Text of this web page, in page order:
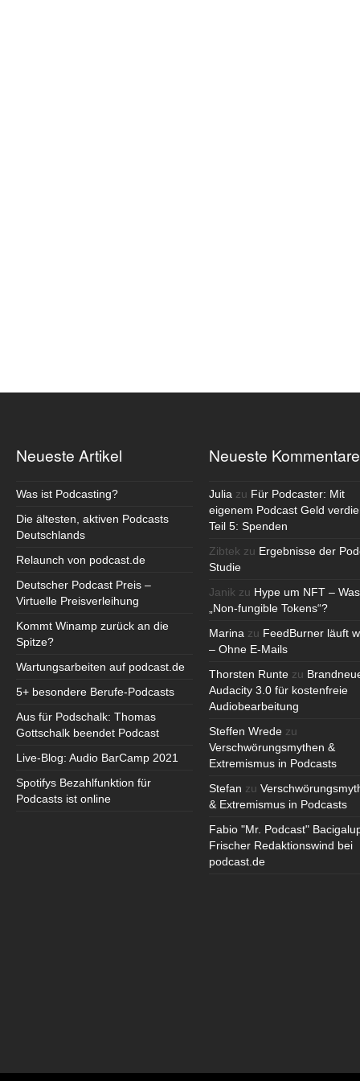
Neueste Artikel
Was ist Podcasting?
Die ältesten, aktiven Podcasts
Deutschlands
Relaunch von podcast.de
Deutscher Podcast Preis –
Virtuelle Preisverleihung
Kommt Winamp zurück an die
Spitze?
Wartungsarbeiten auf podcast.de
5+ besondere Berufe-Podcasts
Aus für Podschalk: Thomas
Gottschalk beendet Podcast
Live-Blog: Audio BarCamp 2021
Spotifys Bezahlfunktion für
Podcasts ist online
Neueste Kommentare
Julia zu Für Podcaster: Mit
eigenem Podcast Geld
Teil 5: Spenden
Zibtek zu Ergebnisse der
Studie
Janik zu Hype um NFT –
„Non-fungible Tokens“?
Marina zu FeedBurner läuft
– Ohne E-Mails
Thorsten Runte zu
Audacity 3.0 für kostenfreie
Audiobearbeitung
Steffen Wrede zu
Verschwörungsmythen &
Extremismus in Podcasts
Stefan zu
& Extremismus in Podcasts
Fabio "Mr. Podcast"
Frischer Redaktionswind bei
podcast.de